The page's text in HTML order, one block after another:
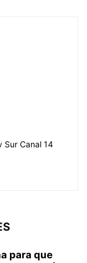
Sur Canal 14
para que